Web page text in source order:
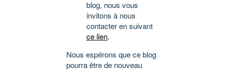
blog, nous vous
invitons à nous
contacter en suivant
ce lien.
Nous espérons que ce blog
pourra être de nouveau